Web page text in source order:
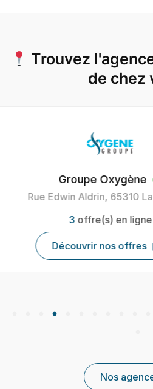
Trouvez
de chez
Oxygène Intérim
40 Av. Henri Gout, 11000
9offre(s) en
Découvrir nos
Nos